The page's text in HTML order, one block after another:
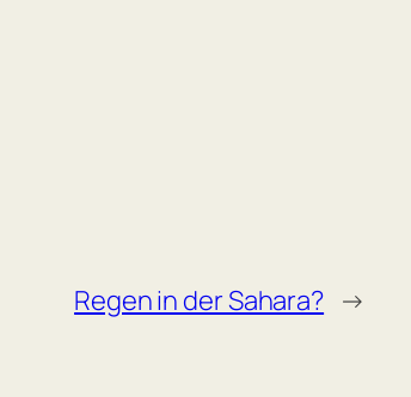
Regen in der Sahara? →